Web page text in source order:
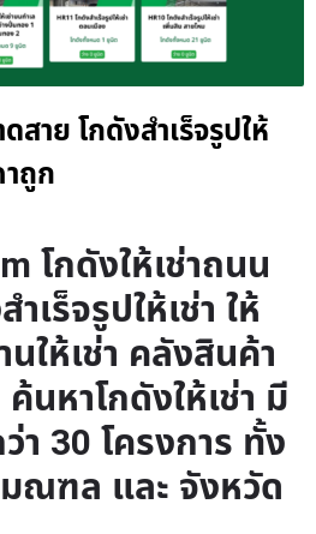
สาย โกดังสำเร็จรูปให้
าถูก
โกดังให้เช่าถนน
เร็จรูปให้เช่า ให้
นให้เช่า คลังสินค้า
นหาโกดังให้เช่า มี
า 30 โครงการ ทั้ง
ณฑล และ จังหวัด